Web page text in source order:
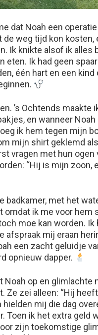
dat Noah een
weg tijd kon kosten,
Ik knikte alsof ik alles
eten. Ik had geen
één hart en een kind
’s Ochtends maakte
en wanneer Noah
ik hem tegen mijn
mijn shirt geklemd
vragen met hun ogen
“Hij is mijn zoon,
badkamer, met het
omdat ik me voor hem
moe kan worden. Ik
afspraak mij eraan
een zacht geluidje
opnieuw dapper.
Noah op en glimlachte
Ze zei alleen: “Hij
hielden mij die dag
Toen ik het extra geld
zijn toekomstige